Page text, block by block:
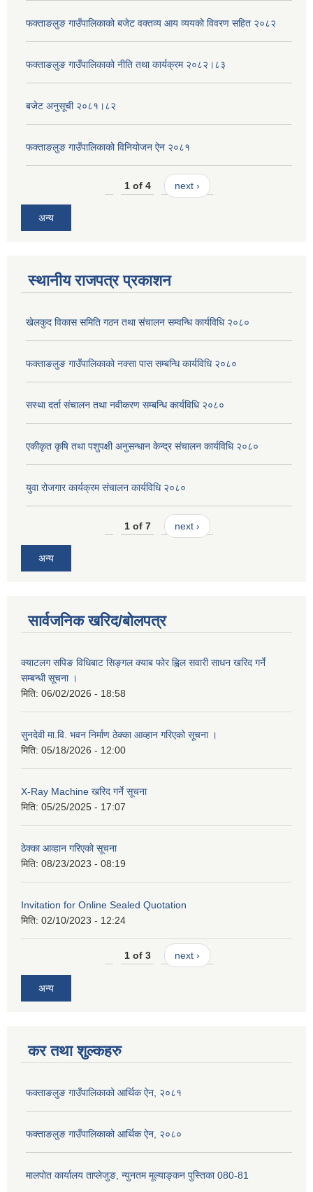
फक्ताङलुङ गाउँपालिकाको बजेट वक्तव्य आय व्ययको विवरण सहित २०८२
फक्ताङलुङ गाउँपालिकाको नीति तथा कार्यक्रम २०८२।८३
बजेट अनुसूची २०८१।८२
फक्ताङलुङ गाउँपालिकाको विनियोजन ऐन २०८१
1 of 4 next ›
अन्य
स्थानीय राजपत्र प्रकाशन
खेलकुद विकास समिति गठन तथा संचालन सम्वन्धि कार्यविधि २०८०
फक्ताङलुङ गाउँपालिकाको नक्सा पास सम्बन्धि कार्यविधि २०८०
सस्था दर्ता संचालन तथा नवीकरण सम्बन्धि कार्यविधि २०८०
एकीकृत कृषि तथा पशुपक्षी अनुसन्धान केन्द्र संचालन कार्यविधि २०८०
युवा रोजगार कार्यक्रम संचालन कार्यविधि २०८०
1 of 7 next ›
अन्य
सार्वजनिक खरिद/बोलपत्र
क्याटलग सपिङ विधिबाट सिङ्गल क्याब फोर ह्विल सवारी साधन खरिद गर्ने
सम्बन्धी सूचना ।
मिति: 06/02/2026 - 18:58
सुनदेवी मा.वि. भवन निर्माण ठेक्का आव्हान गरिएको सूचना ।
मिति: 05/18/2026 - 12:00
X-Ray Machine खरिद गर्ने सूचना
मिति: 05/25/2025 - 17:07
ठेक्का आव्हान गरिएको सूचना
मिति: 08/23/2023 - 08:19
Invitation for Online Sealed Quotation
मिति: 02/10/2023 - 12:24
1 of 3 next ›
अन्य
कर तथा शुल्कहरु
फक्ताङलुङ गाउँपालिकाको आर्थिक ऐन, २०८१
फक्ताङलुङ गाउँपालिकाको आर्थिक ऐन, २०८०
मालपोत कार्यालय ताप्लेजुङ, न्युनतम मूल्याङ्कन पुस्तिका 080-81